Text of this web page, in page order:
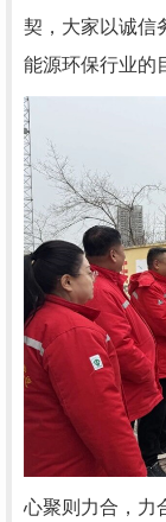
契，大家以诚信
能源环保行业的
心聚则力合，力